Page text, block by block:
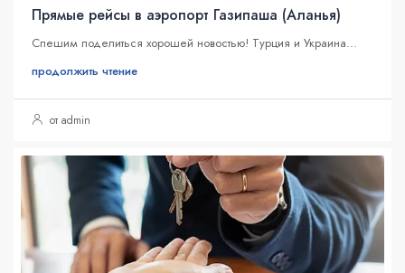
Прямые рейсы в аэропорт Газипаша (Аланья)
Спешим поделиться хорошей новостью! Турция и Украина...
продолжить чтение
от admin